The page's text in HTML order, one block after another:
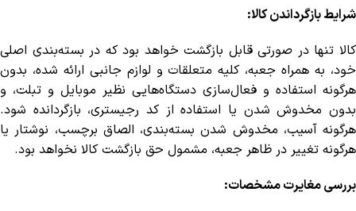
شرایط بازگرداندن کالا:
کالا تنها در صورتی قابل بازگشت خواهد بود که در بسته‌بندی اصلی
خود، به همراه جعبه، کلیه متعلقات و لوازم جانبی ارائه شده، بدون
هرگونه استفاده و فعال‌سازی دستگاه‌هایی نظیر موبایل و تبلت، و
بدون مخدوش شدن یا استفاده از کد رجیستری، بازگردانده شود.
هرگونه آسیب، مخدوش شدن بسته‌بندی، الصاق برچسب، نوشتار یا
هرگونه تغییر در ظاهر جعبه، مشمول حق بازگشت کالا نخواهد بود.
بررسی مغایرت مشخصات: